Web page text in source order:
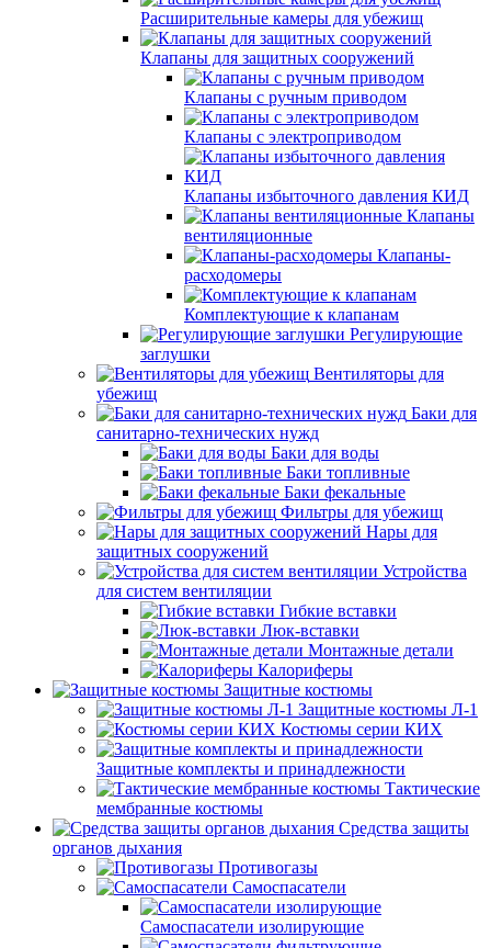
Расширительные камеры для убежищ
Клапаны для защитных сооружений
Клапаны с ручным приводом
Клапаны с электроприводом
Клапаны избыточного давления КИД
Клапаны
вентиляционные
Клапаны-
расходомеры
Комплектующие к клапанам
Регулирующие
заглушки
Вентиляторы для
убежищ
Баки для
санитарно-технических нужд
Баки для воды
Баки топливные
Баки фекальные
Фильтры для убежищ
Нары для
защитных сооружений
Устройства
для систем вентиляции
Гибкие вставки
Люк-вставки
Монтажные детали
Калориферы
Защитные костюмы
Защитные костюмы Л-1
Костюмы серии КИХ
Защитные комплекты и принадлежности
Тактические
мембранные костюмы
Средства защиты
органов дыхания
Противогазы
Самоспасатели
Самоспасатели изолирующие